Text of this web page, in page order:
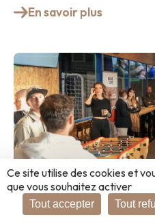
Ce site utilise des cookies et
que vous souhaitez activer
Tout accepter Tout
En savoir plus